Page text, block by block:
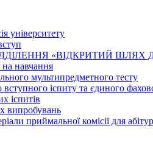
університету
«ВІДКРИТИЙ ШЛЯХ
навчання
мультипредметного тесту
іспиту та єдиного
іспитів
випробувань
приймальної комісії для